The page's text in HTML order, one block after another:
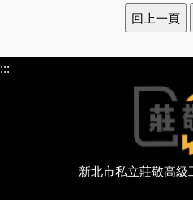
:::
新北市私立莊敬高級